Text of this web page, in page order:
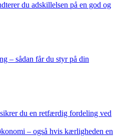
du adskillelsen på en god og
– sådan får du styr på din
du en retfærdig fordeling ved
– også hvis kærligheden en